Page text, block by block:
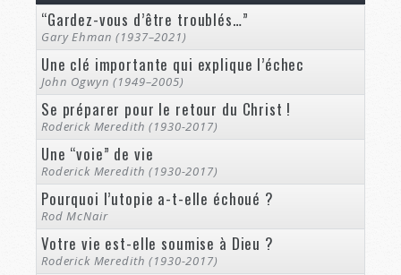
“Gardez-vous d’être troublés…”
Gary Ehman (1937–2021)
Une clé importante qui explique l’échec
John Ogwyn (1949–2005)
Se préparer pour le retour du Christ !
Roderick Meredith (1930-2017)
Une “voie” de vie
Roderick Meredith (1930-2017)
Pourquoi l’utopie a-t-elle échoué ?
Rod McNair
Votre vie est-elle soumise à Dieu ?
Roderick Meredith (1930-2017)